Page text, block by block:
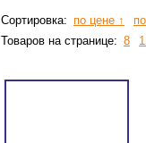
Сортировка: по цене ↑
Товаров на странице: 8